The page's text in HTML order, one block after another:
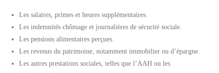
Les salaires, primes et heures supplémentaires.
Les indemnités chômage et journalières de sécurité sociale.
Les pensions alimentaires perçues.
Les revenus du patrimoine, notamment immobilier ou d’épargne.
Les autres prestations sociales, telles que l’AAH ou les